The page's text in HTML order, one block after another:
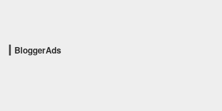
BloggerAds